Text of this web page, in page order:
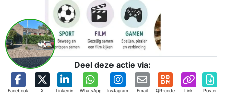
Deel deze actie via:
Facebook X Linkedin WhatsApp Instagram Email QR-code Link Poster